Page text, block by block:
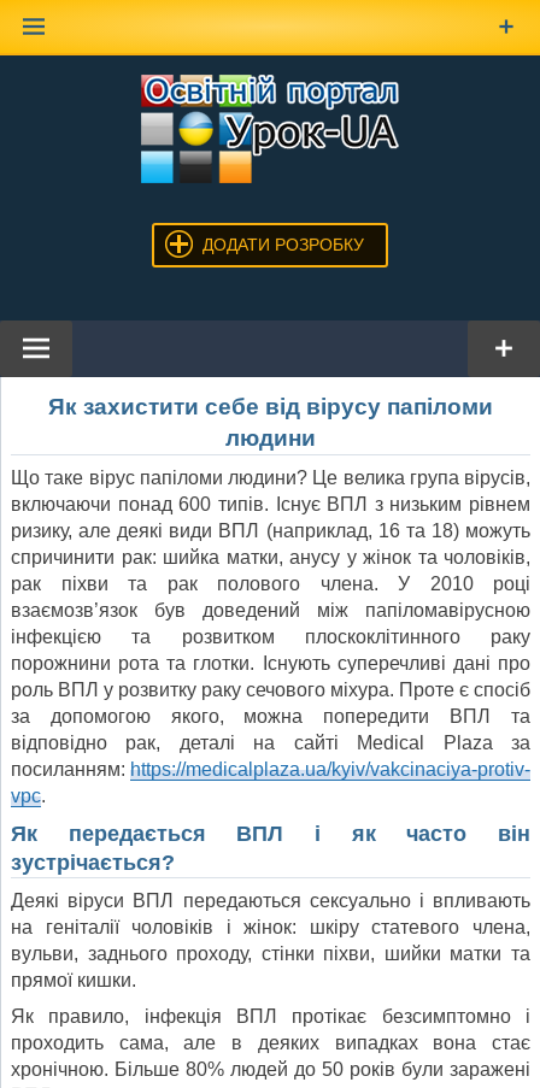
ДОДАТИ РОЗРОБКУ
Як захистити себе від вірусу папіломи
людини
Що таке вірус папіломи людини? Це велика група вірусів,
включаючи понад 600 типів. Існує ВПЛ з низьким рівнем
ризику, але деякі види ВПЛ (наприклад, 16 та 18) можуть
спричинити рак: шийка матки, анусу у жінок та чоловіків,
рак піхви та рак полового члена. У 2010 році
взаємозв’язок був доведений між папіломавірусною
інфекцією та розвитком плоскоклітинного раку
порожнини рота та глотки. Існують суперечливі дані про
роль ВПЛ у розвитку раку сечового міхура. Проте є спосіб
за допомогою якого, можна попередити ВПЛ та
відповідно рак, деталі на сайті Medical Plaza за
посиланням: https://medicalplaza.ua/kyiv/vakcinaciya-protiv-
vpc.
Як передається ВПЛ і як часто він
зустрічається?
Деякі віруси ВПЛ передаються сексуально і впливають
на геніталії чоловіків і жінок: шкіру статевого члена,
вульви, заднього проходу, стінки піхви, шийки матки та
прямої кишки.
Як правило, інфекція ВПЛ протікає безсимптомно і
проходить сама, але в деяких випадках вона стає
хронічною. Більше 80% людей до 50 років були заражені